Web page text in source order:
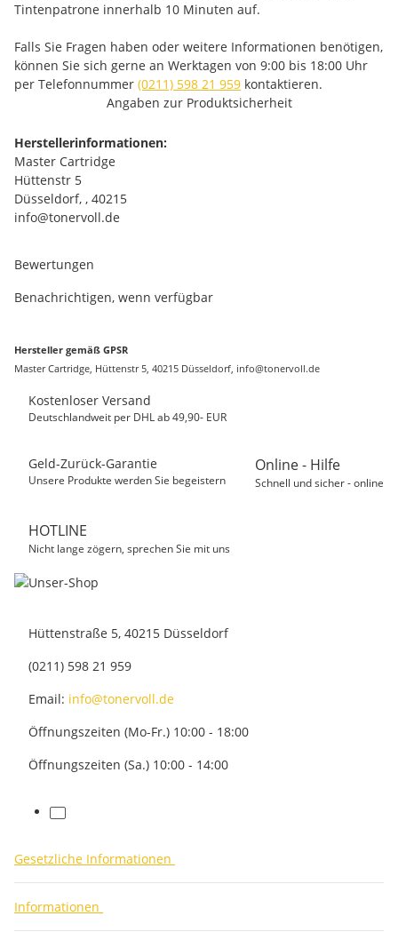
Tintenpatrone innerhalb 10 Minuten auf.
Falls Sie Fragen haben oder weitere Informationen benötigen,
können Sie sich gerne an Werktagen von 9:00 bis 18:00 Uhr
per Telefonnummer (0211) 598 21 959 kontaktieren.
Angaben zur Produktsicherheit
Herstellerinformationen:
Master Cartridge
Hüttenstr 5
Düsseldorf, , 40215
info@tonervoll.de
Bewertungen
Benachrichtigen, wenn verfügbar
Hersteller gemäß GPSR
Master Cartridge, Hüttenstr 5, 40215 Düsseldorf, info@tonervoll.de
Kostenloser Versand
Deutschlandweit per DHL ab 49,90- EUR
Geld-Zurück-Garantie
Unsere Produkte werden Sie begeistern
Online - Hilfe
Schnell und sicher - online
HOTLINE
Nicht lange zögern, sprechen Sie mit uns
Hüttenstraße 5, 40215 Düsseldorf
(0211) 598 21 959
Email: info@tonervoll.de
Öffnungszeiten (Mo-Fr.) 10:00 - 18:00
Öffnungszeiten (Sa.) 10:00 - 14:00
facebook
Gesetzliche Informationen
Informationen